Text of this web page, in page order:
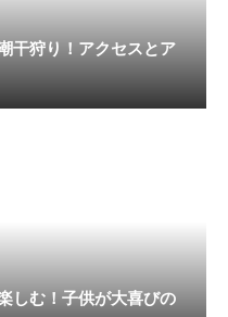
干狩り！アクセスとア
しむ！子供が大喜びの